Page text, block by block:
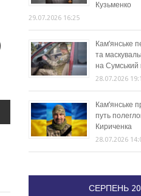
Кузьменко
29.07.2026 16:25
Кам’янське
та
на Сумський
28.07.2026
Кам’янське
путь
Кириченка
28.07.2026
СЕРПЕНЬ